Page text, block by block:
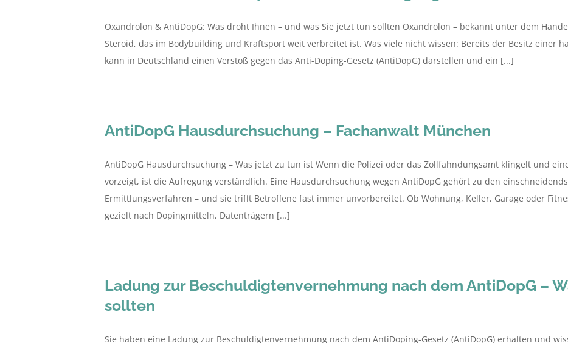
Oxandrolon & AntiDopG: Was droht Ihnen – und was Sie jetzt tun sollten Oxandrolon – bekannt unter dem
Steroid, das im Bodybuilding und Kraftsport weit verbreitet ist. Was viele nicht wissen: Bereits der Besitz einer
kann in Deutschland einen Verstoß gegen das Anti-Doping-Gesetz (AntiDopG) darstellen und ein [...]
AntiDopG Hausdurchsuchung – Fachanwalt München
AntiDopG Hausdurchsuchung – Was jetzt zu tun ist Wenn die Polizei oder das Zollfahndungsamt klingelt und
vorzeigt, ist die Aufregung verständlich. Eine Hausdurchsuchung wegen AntiDopG gehört zu den
Ermittlungsverfahren – und sie trifft Betroffene fast immer unvorbereitet. Ob Wohnung, Keller, Garage oder
gezielt nach Dopingmitteln, Datenträgern [...]
Ladung zur Beschuldigtenvernehmung nach dem AntiDopG –
sollten
Sie haben eine Ladung zur Beschuldigtenvernehmung nach dem AntiDoping-Gesetz (AntiDopG) erhalten und